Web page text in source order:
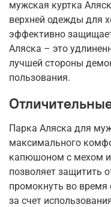
мужская куртка
верхней одежды для
эффективно
Аляска – это
лучшей стороны
пользования.
Парка Аляска для
максимального
капюшоном с мехом
позволяет защитить
промокнуть во время
за счет